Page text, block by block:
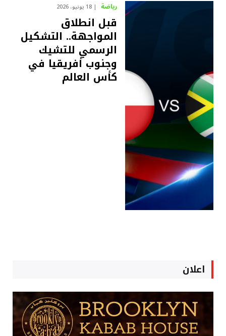
رياضة 18 يونيو، 2026
قبل انطلاق
المواجهة.. التشكيل
الرسمي للتشيك
وجنوب أفريقيا في
كأس العالم
اعلان